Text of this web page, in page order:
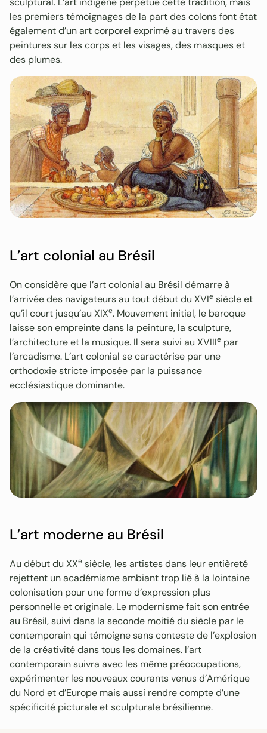
les premiers témoignages de la part des colons font état
également d’un art corporel exprimé au travers des
peintures sur les corps et les visages, des masques et
des plumes.
L’art colonial au Brésil
On considère que l’art colonial au Brésil démarre à
l’arrivée des navigateurs au tout début du XVIe siècle et
qu’il court jusqu’au XIXe. Mouvement initial, le baroque
laisse son empreinte dans la peinture, la sculpture,
l’architecture et la musique. Il sera suivi au XVIIIe par
l’arcadisme. L’art colonial se caractérise par une
orthodoxie stricte imposée par la puissance
ecclésiastique dominante.
L’art moderne au Brésil
Au début du XXe siècle, les artistes dans leur entièreté
rejettent un académisme ambiant trop lié à la lointaine
colonisation pour une forme d’expression plus
personnelle et originale. Le modernisme fait son entrée
au Brésil, suivi dans la seconde moitié du siècle par le
contemporain qui témoigne sans conteste de l’explosion
de la créativité dans tous les domaines. l’art
contemporain suivra avec les même préoccupations,
expérimenter les nouveaux courants venus d’Amérique
du Nord et d’Europe mais aussi rendre compte d’une
spécificité picturale et sculpturale brésilienne.